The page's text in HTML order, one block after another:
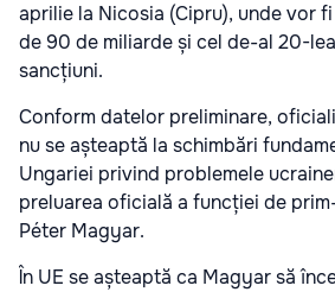
aprilie la Nicosia (Cipru), unde vor
de 90 de miliarde și cel de-al 20-
sancțiuni.
Conform datelor preliminare,
nu se așteaptă la schimbări
Ungariei privind problemele
preluarea oficială a funcției de
Péter Magyar.
În UE se așteaptă ca Magyar să